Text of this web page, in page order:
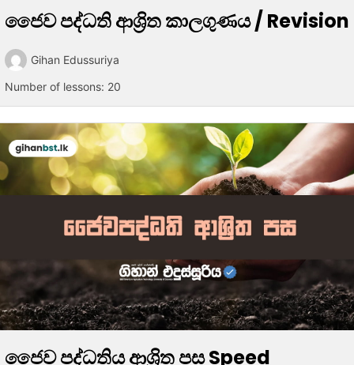
ජෛව පද්ධති ආශ්‍රිත කාලගුණය / Revision
Gihan Edussuriya
Number of lessons: 20
ජෛව පද්ධතිය ආශ්‍රිත පස Speed